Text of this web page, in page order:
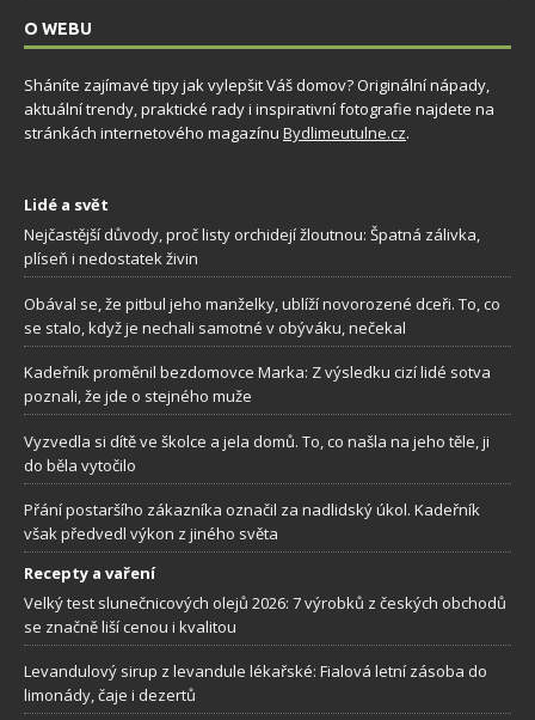
O WEBU
Sháníte zajímavé tipy jak vylepšit Váš domov? Originální nápady,
aktuální trendy, praktické rady i inspirativní fotografie najdete na
stránkách internetového magazínu Bydlimeutulne.cz.
Lidé a svět
Nejčastější důvody, proč listy orchidejí žloutnou: Špatná zálivka,
plíseň i nedostatek živin
Obával se, že pitbul jeho manželky, ublíží novorozené dceři. To, co
se stalo, když je nechali samotné v obýváku, nečekal
Kadeřník proměnil bezdomovce Marka: Z výsledku cizí lidé sotva
poznali, že jde o stejného muže
Vyzvedla si dítě ve školce a jela domů. To, co našla na jeho těle, ji
do běla vytočilo
Přání postaršího zákazníka označil za nadlidský úkol. Kadeřník
však předvedl výkon z jiného světa
Recepty a vaření
Velký test slunečnicových olejů 2026: 7 výrobků z českých obchodů
se značně liší cenou i kvalitou
Levandulový sirup z levandule lékařské: Fialová letní zásoba do
limonády, čaje i dezertů